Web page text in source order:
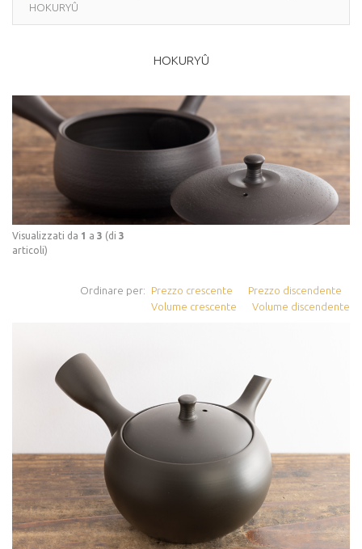
HOKURYÛ
HOKURYÛ
Visualizzati da 1 a 3 (di 3
articoli)
Prezzo crescente
Prezzo discendente
Volume crescente
Volume discendente
Ordinare per: